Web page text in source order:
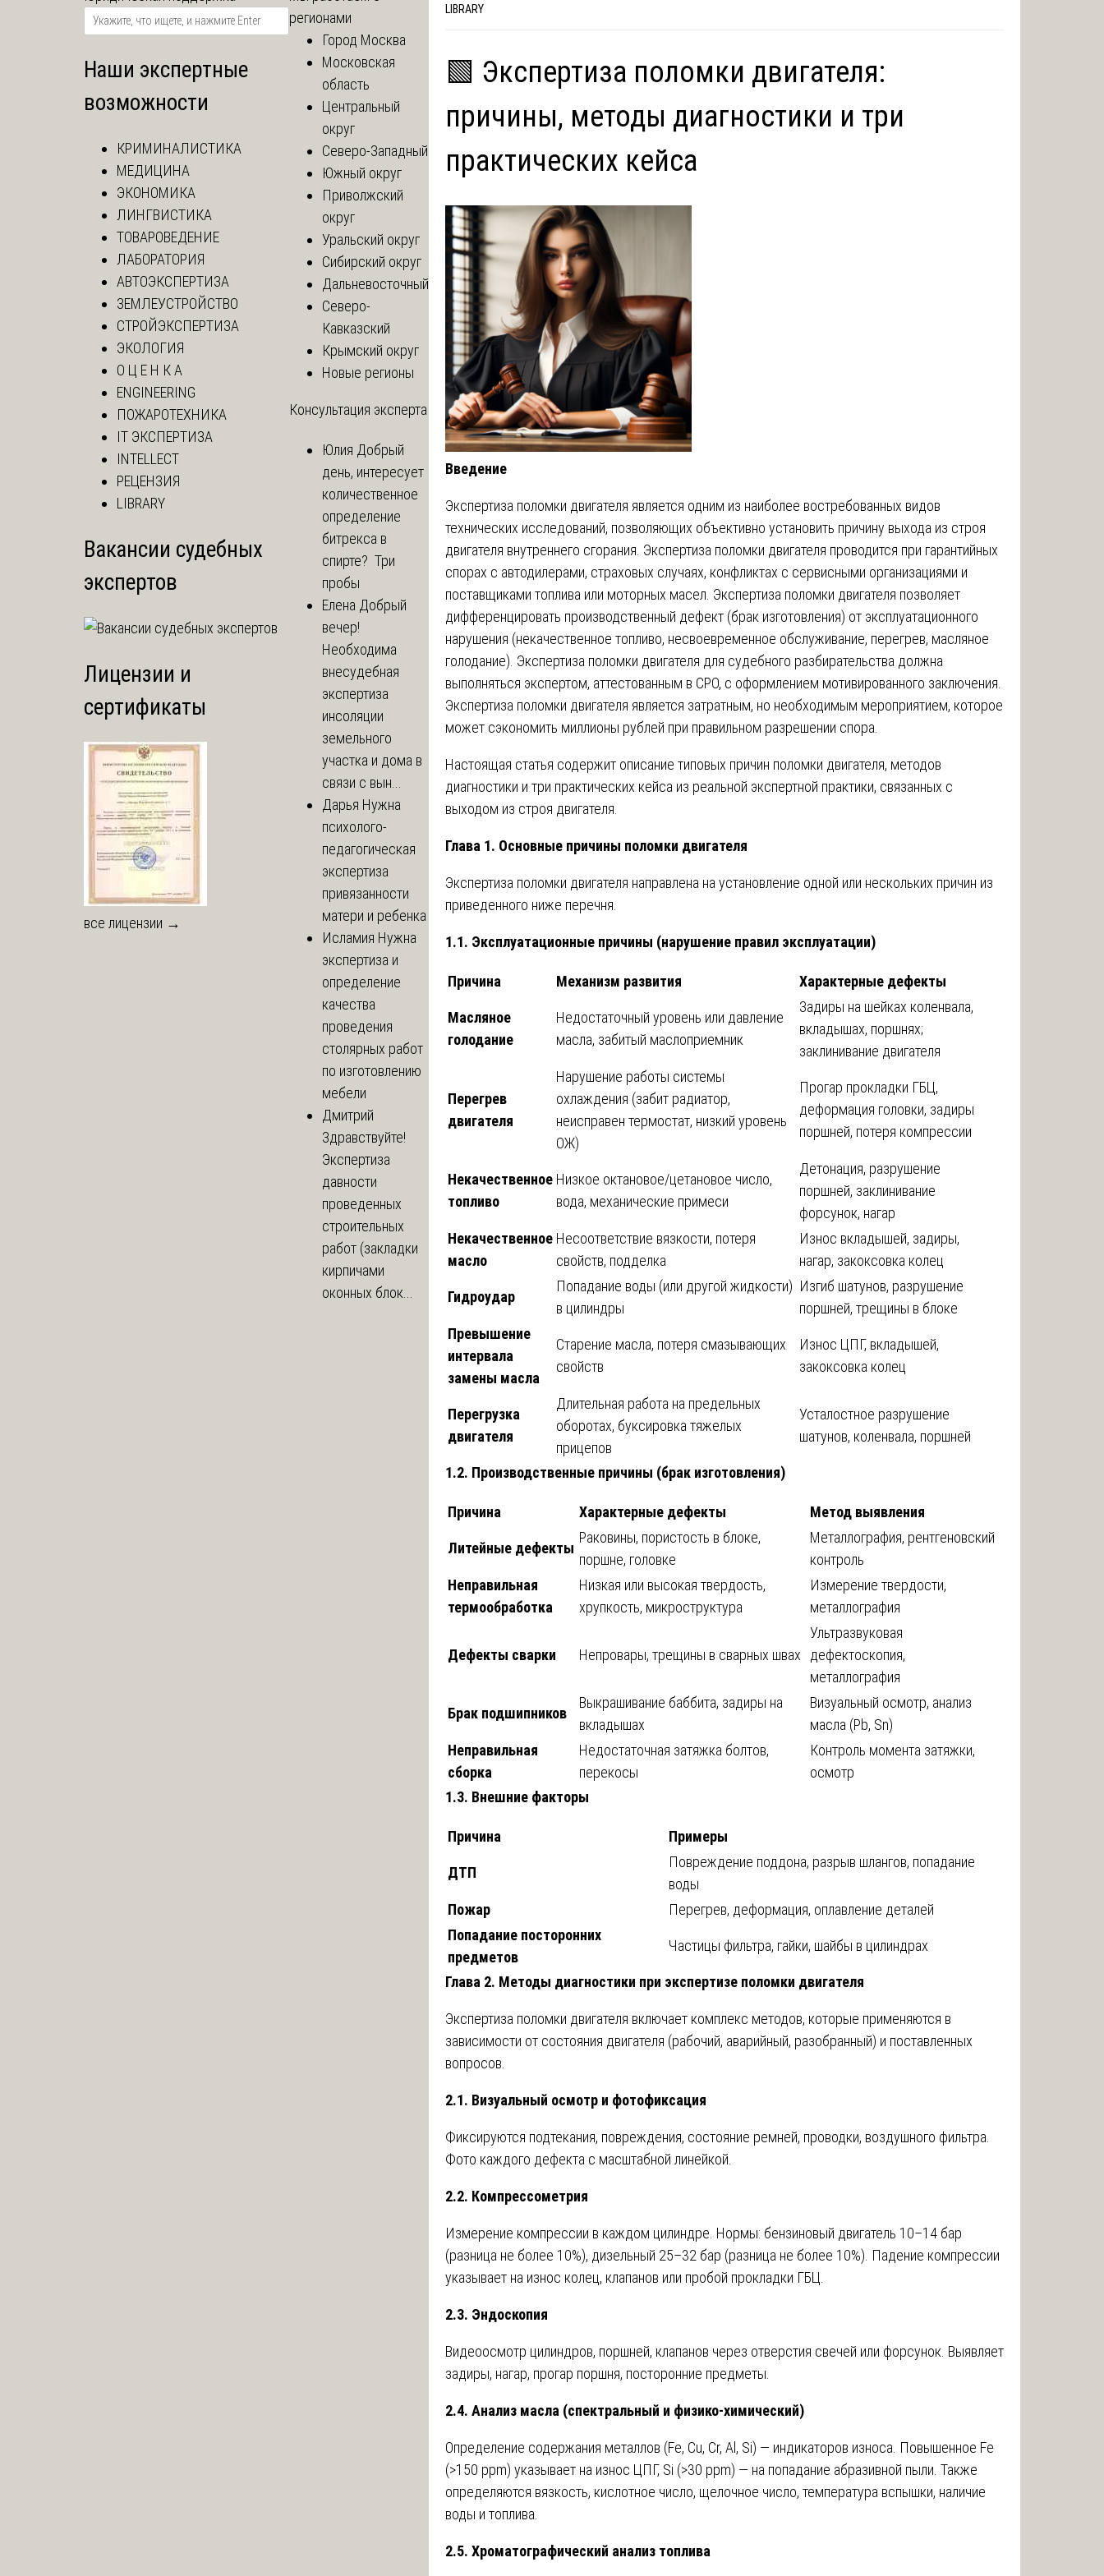
LIBRARY
🟩 Экспертиза поломки двигателя:
причины, методы диагностики и три
практических кейса
Введение
Экспертиза поломки двигателя является одним из наиболее востребованных видов
технических исследований, позволяющих объективно установить причину выхода из строя
двигателя внутреннего сгорания. Экспертиза поломки двигателя проводится при гарантийных
спорах с автодилерами, страховых случаях, конфликтах с сервисными организациями и
поставщиками топлива или моторных масел. Экспертиза поломки двигателя позволяет
дифференцировать производственный дефект (брак изготовления) от эксплуатационного
нарушения (некачественное топливо, несвоевременное обслуживание, перегрев, масляное
голодание). Экспертиза поломки двигателя для судебного разбирательства должна
выполняться экспертом, аттестованным в СРО, с оформлением мотивированного заключения.
Экспертиза поломки двигателя является затратным, но необходимым мероприятием, которое
может сэкономить миллионы рублей при правильном разрешении спора.
Настоящая статья содержит описание типовых причин поломки двигателя, методов
диагностики и три практических кейса из реальной экспертной практики, связанных с
выходом из строя двигателя.
Глава 1. Основные причины поломки двигателя
Экспертиза поломки двигателя направлена на установление одной или нескольких причин из
приведенного ниже перечня.
1.1. Эксплуатационные причины (нарушение правил эксплуатации)
Причина Механизм развития Характерные дефекты
Масляное
голодание
Недостаточный уровень или давление
масла, забитый маслоприемник
Задиры на шейках коленвала,
вкладышах, поршнях;
заклинивание двигателя
Перегрев
двигателя
Нарушение работы системы
охлаждения (забит радиатор,
неисправен термостат, низкий уровень
ОЖ)
Прогар прокладки ГБЦ,
деформация головки, задиры
поршней, потеря компрессии
Некачественное
топливо
Низкое октановое/цетановое число,
вода, механические примеси
Детонация, разрушение
поршней, заклинивание
форсунок, нагар
Некачественное
масло
Несоответствие вязкости, потеря
свойств, подделка
Износ вкладышей, задиры,
нагар, закоксовка колец
Гидроудар
Попадание воды (или другой жидкости)
в цилиндры
Изгиб шатунов, разрушение
поршней, трещины в блоке
Превышение
интервала
замены масла
Старение масла, потеря смазывающих
свойств
Износ ЦПГ, вкладышей,
закоксовка колец
Перегрузка
двигателя
Длительная работа на предельных
оборотах, буксировка тяжелых
прицепов
Усталостное разрушение
шатунов, коленвала, поршней
1.2. Производственные причины (брак изготовления)
Причина Характерные дефекты Метод выявления
Литейные дефекты
Раковины, пористость в блоке,
поршне, головке
Металлография, рентгеновский
контроль
Неправильная
термообработка
Низкая или высокая твердость,
хрупкость, микроструктура
Измерение твердости,
металлография
Дефекты сварки Непровары, трещины в сварных швах
Ультразвуковая
дефектоскопия,
металлография
Брак подшипников
Выкрашивание баббита, задиры на
вкладышах
Визуальный осмотр, анализ
масла (Pb, Sn)
Неправильная
сборка
Недостаточная затяжка болтов,
перекосы
Контроль момента затяжки,
осмотр
1.3. Внешние факторы
Причина Примеры
ДТП
Повреждение поддона, разрыв шлангов, попадание
воды
Пожар
Перегрев, деформация, оплавление деталей
Попадание посторонних
предметов
Частицы фильтра, гайки, шайбы в цилиндрах
Глава 2. Методы диагностики при экспертизе поломки двигателя
Экспертиза поломки двигателя включает комплекс методов, которые применяются в
зависимости от состояния двигателя (рабочий, аварийный, разобранный) и поставленных
вопросов.
2.1. Визуальный осмотр и фотофиксация
Фиксируются подтекания, повреждения, состояние ремней, проводки, воздушного фильтра.
Фото каждого дефекта с масштабной линейкой.
2.2. Компрессометрия
Измерение компрессии в каждом цилиндре. Нормы: бензиновый двигатель 10–14 бар
(разница не более 10%), дизельный 25–32 бар (разница не более 10%). Падение компрессии
указывает на износ колец, клапанов или пробой прокладки ГБЦ.
2.3. Эндоскопия
Видеоосмотр цилиндров, поршней, клапанов через отверстия свечей или форсунок. Выявляет
задиры, нагар, прогар поршня, посторонние предметы.
2.4. Анализ масла (спектральный и физико-химический)
Определение содержания металлов (Fe, Cu, Cr, Al, Si) — индикаторов износа. Повышенное Fe
(>150 ppm) указывает на износ ЦПГ, Si (>30 ppm) — на попадание абразивной пыли. Также
определяются вязкость, кислотное число, щелочное число, температура вспышки, наличие
воды и топлива.
2.5. Хроматографический анализ топлива
Наши экспертные
возможности
КРИМИНАЛИСТИКА
МЕДИЦИНА
ЭКОНОМИКА
ЛИНГВИСТИКА
ТОВАРОВЕДЕНИЕ
ЛАБОРАТОРИЯ
АВТОЭКСПЕРТИЗА
ЗЕМЛЕУСТРОЙСТВО
СТРОЙЭКСПЕРТИЗА
ЭКОЛОГИЯ
О Ц Е Н К А
ENGINEERING
ПОЖАРОТЕХНИКА
IT ЭКСПЕРТИЗА
INTELLECT
РЕЦЕНЗИЯ
LIBRARY
Вакансии судебных
экспертов
Лицензии и
сертификаты
все лицензии →
регионами
Город Москва
Московская
область
Центральный
округ
Северо-Западный
Южный округ
Приволжский
округ
Уральский округ
Сибирский округ
Дальневосточный
Северо-
Кавказский
Крымский округ
Новые регионы
Консультация эксперта
Юлия Добрый
день, интересует
количественное
определение
битрекса в
спирте? Три
пробы
Елена Добрый
вечер!
Необходима
внесудебная
экспертиза
инсоляции
земельного
участка и дома в
связи с вын...
Дарья Нужна
психолого-
педагогическая
экспертиза
привязанности
матери и ребенка
Исламия Нужна
экспертиза и
определение
качества
проведения
столярных работ
по изготовлению
мебели
Дмитрий
Здравствуйте!
Экспертиза
давности
проведенных
строительных
работ (закладки
кирпичами
оконных блок...